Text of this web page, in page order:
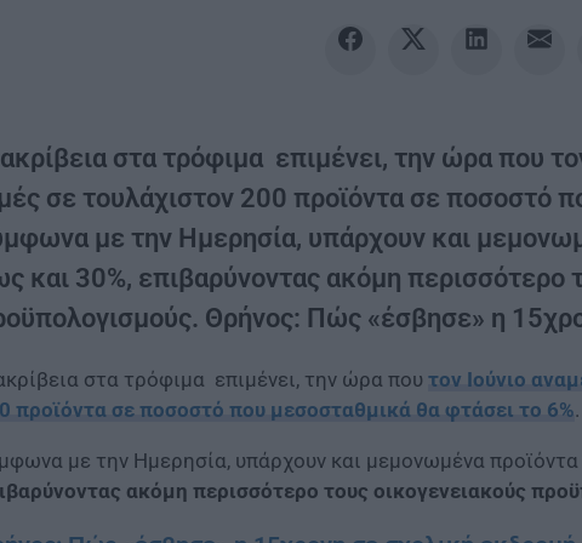
στα τρόφιμα επιμένει, την ώρα που
σε τουλάχιστον 200 προϊόντα σε ποσοστό
με την Ημερησία, υπάρχουν και
και 30%, επιβαρύνοντας ακόμη περισσότερο
Θρήνος: Πώς «έσβησε» η
στα τρόφιμα επιμένει, την ώρα που τον Ιούνιο
προϊόντα σε ποσοστό που μεσοσταθμικά θα φτάσει το 6%.
με την Ημερησία, υπάρχουν και μεμονωμένα προϊόντα
ακόμη περισσότερο τους οικογενειακούς